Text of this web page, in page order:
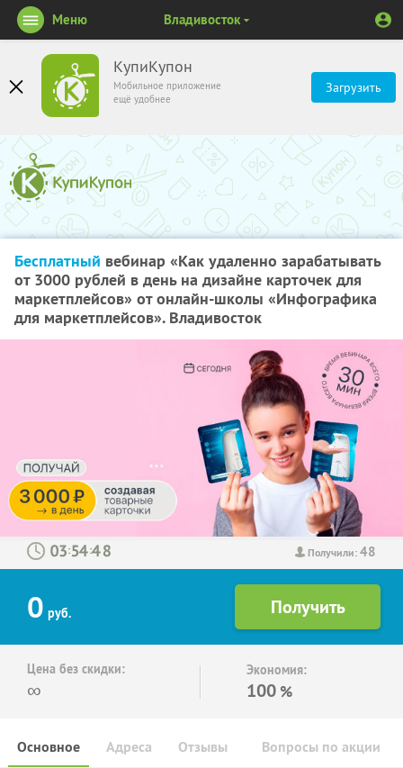
КупиКупон
Мобильное приложение
ещё удобнее
Загрузить
Меню Владивосток
Бесплатный вебинар «Как удаленно зарабатывать
от 3000 рублей в день на дизайне карточек для
маркетплейсов» от онлайн-школы «Инфографика
для маркетплейсов». Владивосток
Получили:48
: :
0 руб.
Цена без скидки:
∞
Экономия:
100 %
Основное Отзывы Вопросы по акции
Адреса